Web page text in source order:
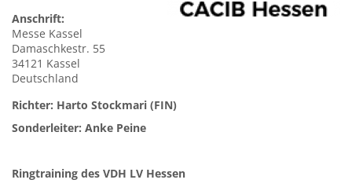
Anschrift:
Messe Kassel
Damaschkestr. 55
34121 Kassel
Deutschland
Richter: Harto Stockmari (FIN)
Sonderleiter: Anke Peine
Ringtraining des VDH LV Hessen